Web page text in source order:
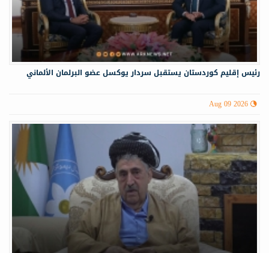
رئيس إقليم كوردستان يستقبل سردار يوكسل عضو البرلمان الألماني
Aug 09 2026